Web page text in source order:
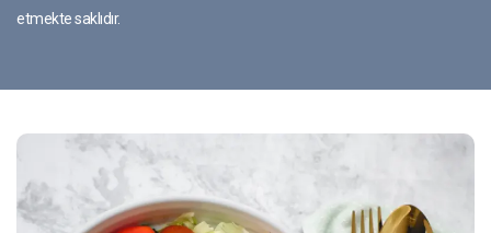
etmekte saklıdır.